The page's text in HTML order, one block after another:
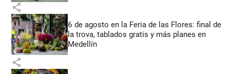
share
6 de agosto en la Feria de las Flores: final de
la trova, tablados gratis y más planes en
Medellín
share